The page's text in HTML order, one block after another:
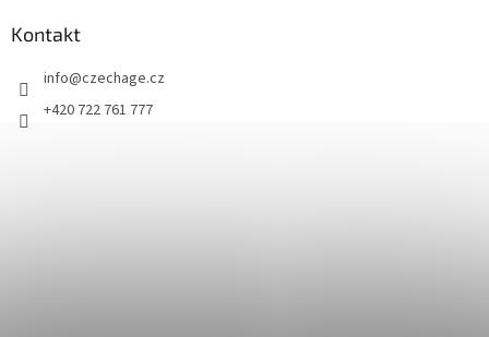
Kontakt
info@czechage.cz
+420 722 761 777